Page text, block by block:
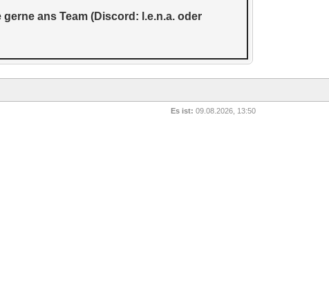
ans Team (Discord: l.e.n.a. oder
Es ist: 09.08.2026, 13:50